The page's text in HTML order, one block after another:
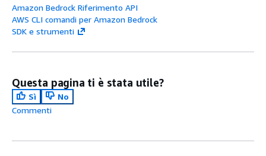
Amazon Bedrock Riferimento API
AWS CLI comandi per Amazon Bedrock
SDK e strumenti
Questa pagina ti è stata utile?
Sì
No
Commenti